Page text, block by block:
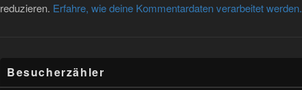
reduzieren. Erfahre, wie deine Kommentardaten verarbeitet werden.
Besucherzähler